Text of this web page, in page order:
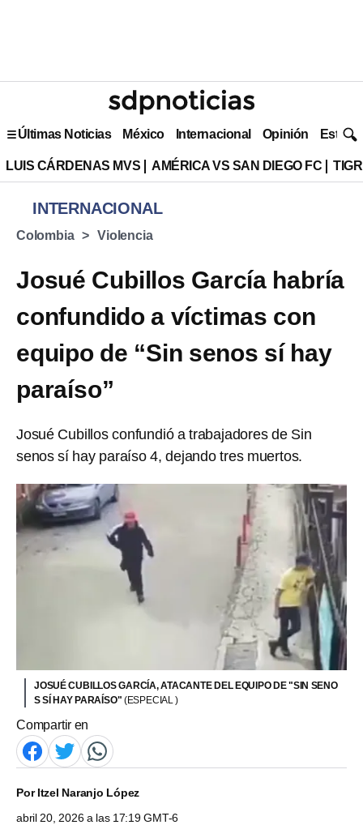
Últimas Noticias México Internacional Opinión Estilo
LUIS CÁRDENAS MVS AMÉRICA VS SAN DIEGO FC
INTERNACIONAL
Colombia Violencia
Josué Cubillos García habría
confundido a víctimas con
equipo de “Sin senos sí hay
paraíso”
Josué Cubillos confundió a trabajadores de Sin
senos sí hay paraíso 4, dejando tres muertos.
JOSUÉ CUBILLOS GARCÍA, ATACANTE DEL EQUIPO DE "SIN SENO
S SÍ HAY PARAÍSO" (ESPECIAL )
Compartir en
PorItzel Naranjo López
abril 20, 2026 a las 17:19 GMT-6